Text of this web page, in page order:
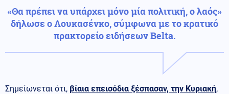
«Θα πρέπει να υπάρχει μόνο μία πολιτική, ο λαός»
δήλωσε ο Λουκασένκο, σύμφωνα με το κρατικό
πρακτορείο ειδήσεων Belta.
Σημείωνεται ότι, βίαια επεισόδια ξέσπασαν, την Κυριακή,